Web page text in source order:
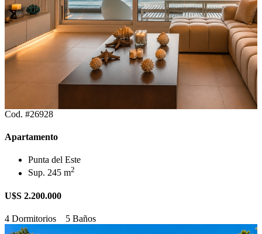
Cod. #26928
Apartamento
Punta del Este
Sup. 245 m2
U$S 2.200.000
4 Dormitorios 5 Baños